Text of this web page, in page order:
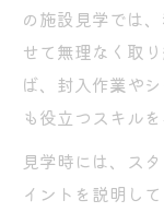
の施設見学では
せて無理なく取
ば、封入作業や
も役立つスキル
見学時には、ス
イントを説明し